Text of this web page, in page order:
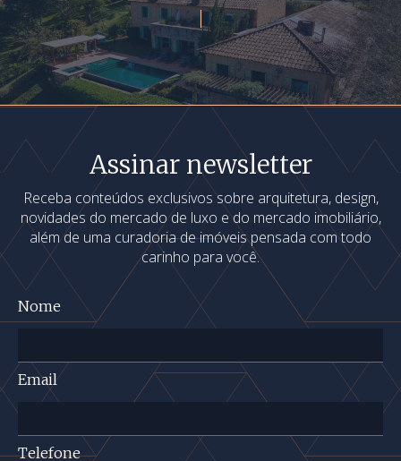
Assinar newsletter
Receba conteúdos exclusivos sobre arquitetura, design,
novidades do mercado de luxo e do mercado imobiliário,
além de uma curadoria de imóveis pensada com todo
carinho para você.
Nome
Email
Telefone